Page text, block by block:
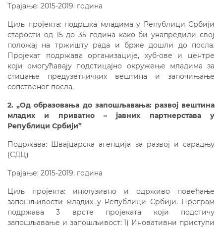
Трајање: 2015-2019. година
Циљ пројекта: подршка младима у Републици Србији
старости од 15 до 35 година како би унапредили свој
положај на тржишту рада и брже дошли до посла.
Пројекат подржава организације, хуб-ове и центре
који омогућавају подстицајно окружење младима за
стицање предузетничких вештина и започињање
сопственог посла.
2. „Од образовања до запошљавања: развој вештина
младих и приватно – јавних партнерстава у
Републици Србији”
Подржава: Швајцарска агенција за развој и сарадњу
(СДЦ)
Трајање: 2015-2019. година
Циљ пројекта: инклузивно и одрживо повећање
запошљивости младих у Републици Србији. Програм
подржава 3 врсте пројеката који подстичу
запошљавање и запошљивост: 1) Иновативни приступи